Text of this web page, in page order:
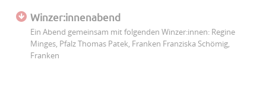
Winzer:innenabend
Ein Abend gemeinsam mit folgenden Winzer:innen: Regine
Minges, Pfalz Thomas Patek, Franken Franziska Schömig,
Franken